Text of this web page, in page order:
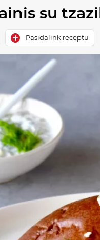
su
Pasidalink receptu